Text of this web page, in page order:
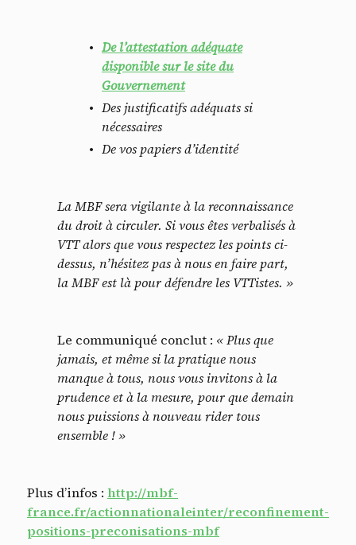
De l’attestation adéquate
disponible sur le site du
Gouvernement
Des justificatifs adéquats si
nécessaires
De vos papiers d’identité
La MBF sera vigilante à la reconnaissance
du droit à circuler. Si vous êtes verbalisés à
VTT alors que vous respectez les points ci-
dessus, n’hésitez pas à nous en faire part,
la MBF est là pour défendre les VTTistes. »
Le communiqué conclut : « Plus que
jamais, et même si la pratique nous
manque à tous, nous vous invitons à la
prudence et à la mesure, pour que demain
nous puissions à nouveau rider tous
ensemble ! »
Plus d’infos : http://mbf-
france.fr/actionnationaleinter/reconfinement-
positions-preconisations-mbf
Panneau de gestion des
En autorisant ces services tiers, vous acceptez le dépôt et la
lecture de cookies et l'utilisation de technologies de suivi
nécessaires à leur bon fonctionnement.
Politique de confidentialité
Tout accepter Tout refuser
Vidéos